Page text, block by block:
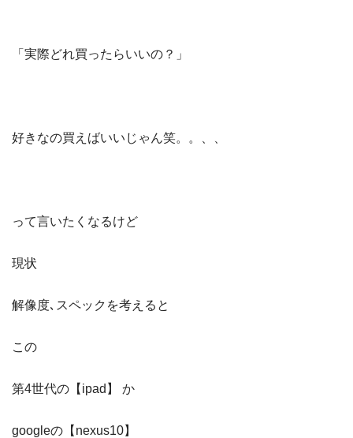
「実際どれ買ったらいいの？」
好きなの買えばいいじゃん笑。。、、
って言いたくなるけど
現状
解像度､スペックを考えると
この
第4世代の【ipad】 か
googleの【nexus10】